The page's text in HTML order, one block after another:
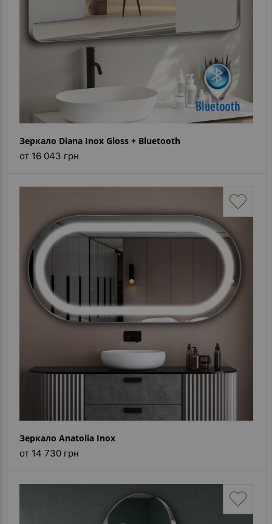
Зеркало Diana Inox Gloss + Bluetooth
от 16 043 грн
Зеркало Anatolia Inox
от 14 730 грн